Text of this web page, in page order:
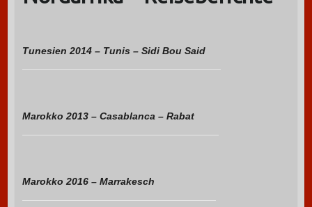
Tunesien 2014 – Tunis – Sidi Bou Said
Marokko 2013 – Casablanca – Rabat
Marokko 2016 – Marrakesch